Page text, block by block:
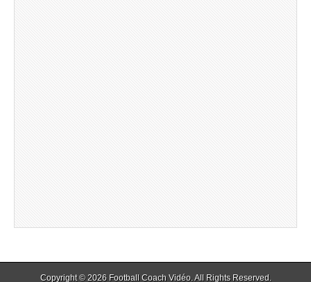
Copyright © 2026 Football Coach Vidéo. All Rights Reserved.